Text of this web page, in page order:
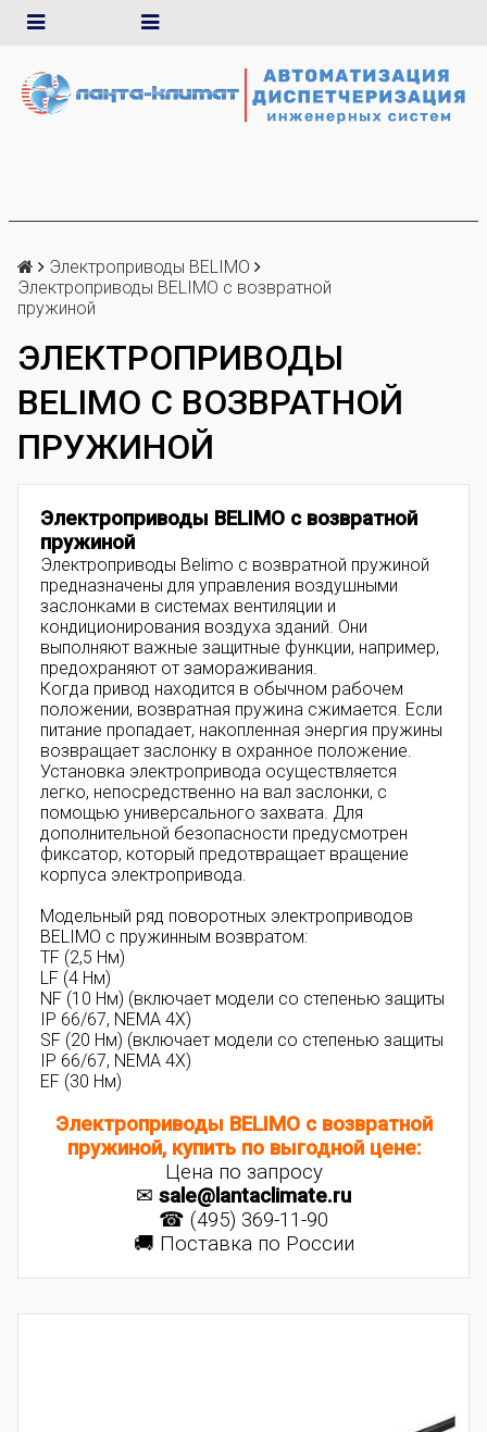
Электроприводы BELIMO
Электроприводы BELIMO с возвратной
пружиной
ЭЛЕКТРОПРИВОДЫ
BELIMO С ВОЗВРАТНОЙ
ПРУЖИНОЙ
Электроприводы BELIMO с возвратной
пружиной
Электроприводы Belimo с возвратной пружиной
предназначены для управления воздушными
заслонками в системах вентиляции и
кондиционирования воздуха зданий. Они
выполняют важные защитные функции, например,
предохраняют от замораживания.
Когда привод находится в обычном рабочем
положении, возвратная пружина сжимается. Если
питание пропадает, накопленная энергия пружины
возвращает заслонку в охранное положение.
Установка электропривода осуществляется
легко, непосредственно на вал заслонки, с
помощью универсального захвата. Для
дополнительной безопасности предусмотрен
фиксатор, который предотвращает вращение
корпуса электропривода.
Модельный ряд поворотных электроприводов
BELIMO с пружинным возвратом:
TF (2,5 Нм)
LF (4 Нм)
NF (10 Нм) (включает модели со степенью защиты
IP 66/67, NEMA 4X)
SF (20 Нм) (включает модели со степенью защиты
IP 66/67, NEMA 4X)
EF (30 Нм)
Электроприводы BELIMO с возвратной
пружиной, купить по выгодной цене:
Цена по запросу
✉ sale@lantaclimate.ru
☎ (495) 369-11-90
🚚 Поставка по России